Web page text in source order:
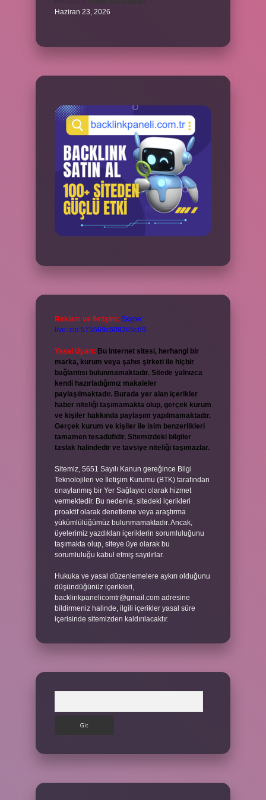
Haziran 23, 2026
Reklam ve İletişim: Skype:
live:.cid.575569c608265c69
Yasal Uyarı: Bu internet sitesi, herhangi bir
marka, kurum veya şahıs şirketi ile hiçbir
bağlantısı bulunmamaktadır. Sitede yalnızca
kendi hazırladığımız makaleler
paylaşılmaktadır. Burada yer alan içerikler
haber niteliği taşımamakta olup, gerçek kurum
ve kişiler hakkında paylaşım yapılmamaktadır.
Gerçek kurum ve kişiler ile isim benzerlikleri
tamamen tesadüfidir. Sitemizdeki bilgiler
taslak halindedir ve tavsiye niteliği taşımazlar.
Sitemiz, 5651 Sayılı Kanun gereğince Bilgi
Teknolojileri ve İletişim Kurumu (BTK) tarafından
onaylanmış bir Yer Sağlayıcı olarak hizmet
vermektedir. Bu nedenle, sitedeki içerikleri
proaktif olarak denetleme veya araştırma
yükümlülüğümüz bulunmamaktadır. Ancak,
üyelerimiz yazdıkları içeriklerin sorumluluğunu
taşımakta olup, siteye üye olarak bu
sorumluluğu kabul etmiş sayılırlar.
Hukuka ve yasal düzenlemelere aykırı olduğunu
düşündüğünüz içerikleri,
backlinkpanelicomtr@gmail.com adresine
bildirmeniz halinde, ilgili içerikler yasal süre
içerisinde sitemizden kaldırılacaktır.